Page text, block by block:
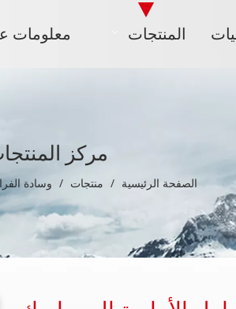
المنتجات معلومات
مركز
الصفحة الرئيسية / منتجات / وسادة